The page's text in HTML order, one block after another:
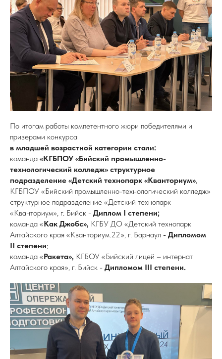
По итогам работы компетентного жюри победителями и
призерами конкурса
в младшей возрастной категории стали:
команда «КГБПОУ «Бийский промышленно-
технологический колледж» структурное
подразделение «Детский технопарк «Кванториум»,
КГБПОУ «Бийский промышленно-технологический колледж»
структурное подразделение «Детский технопарк
«Кванториум», г. Бийск - Диплом I степени;
команда «Как Джобс», КГБУ ДО «Детский технопарк
Алтайского края «Кванториум.22», г. Барнаул - Дипломом
II степени;
команда «Ракета», КГБОУ «Бийский лицей – интернат
Алтайского края», г. Бийск - Дипломом III степени.